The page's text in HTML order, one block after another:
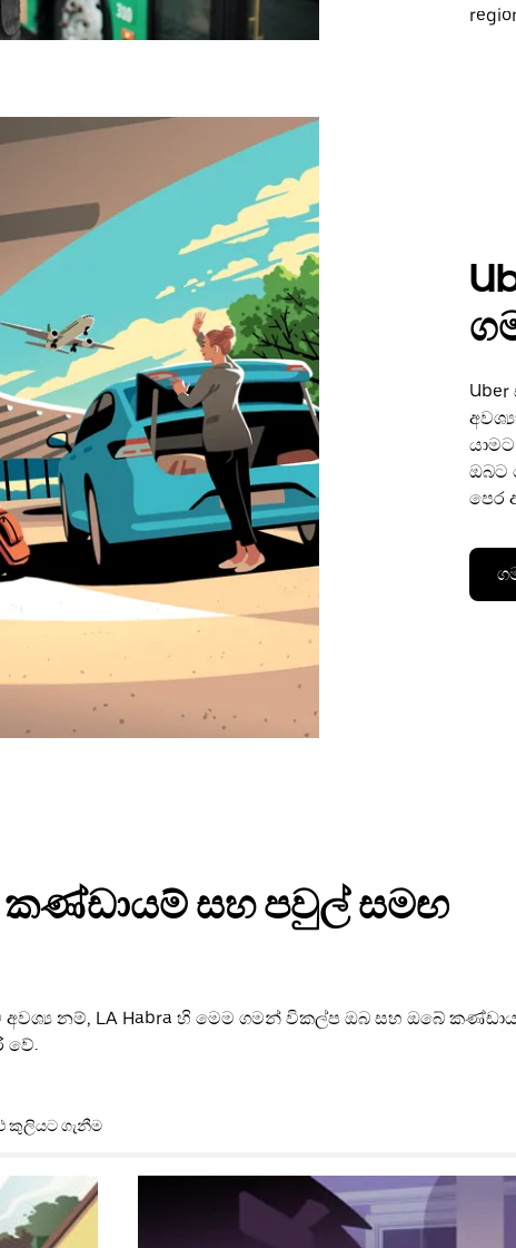
ඔබට
පෙර
කණ්ඩායම් සහ පවුල් සමඟ
නම්, LA Habra හි මෙම ගමන් විකල්ප ඔබ සහ ඔබේ
වේ.
කුලියට ගැනීම